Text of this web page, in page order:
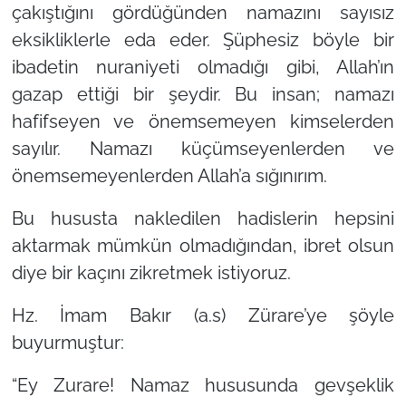
çakıştığını gördüğünden namazını sayısız
eksikliklerle eda eder. Şüphesiz böyle bir
ibadetin nuraniyeti olmadığı gibi, Allah’ın
gazap ettiği bir şeydir. Bu insan; namazı
hafifseyen ve önemsemeyen kimselerden
sayılır. Namazı küçümseyenlerden ve
önemsemeyenlerden Allah’a sığınırım.
Bu hususta nakledilen hadislerin hepsini
aktarmak mümkün olmadığından, ibret olsun
diye bir kaçını zikretmek istiyoruz.
Hz. İmam Bakır (a.s) Zürare’ye şöyle
buyurmuştur:
“Ey Zurare! Namaz hususunda gevşeklik